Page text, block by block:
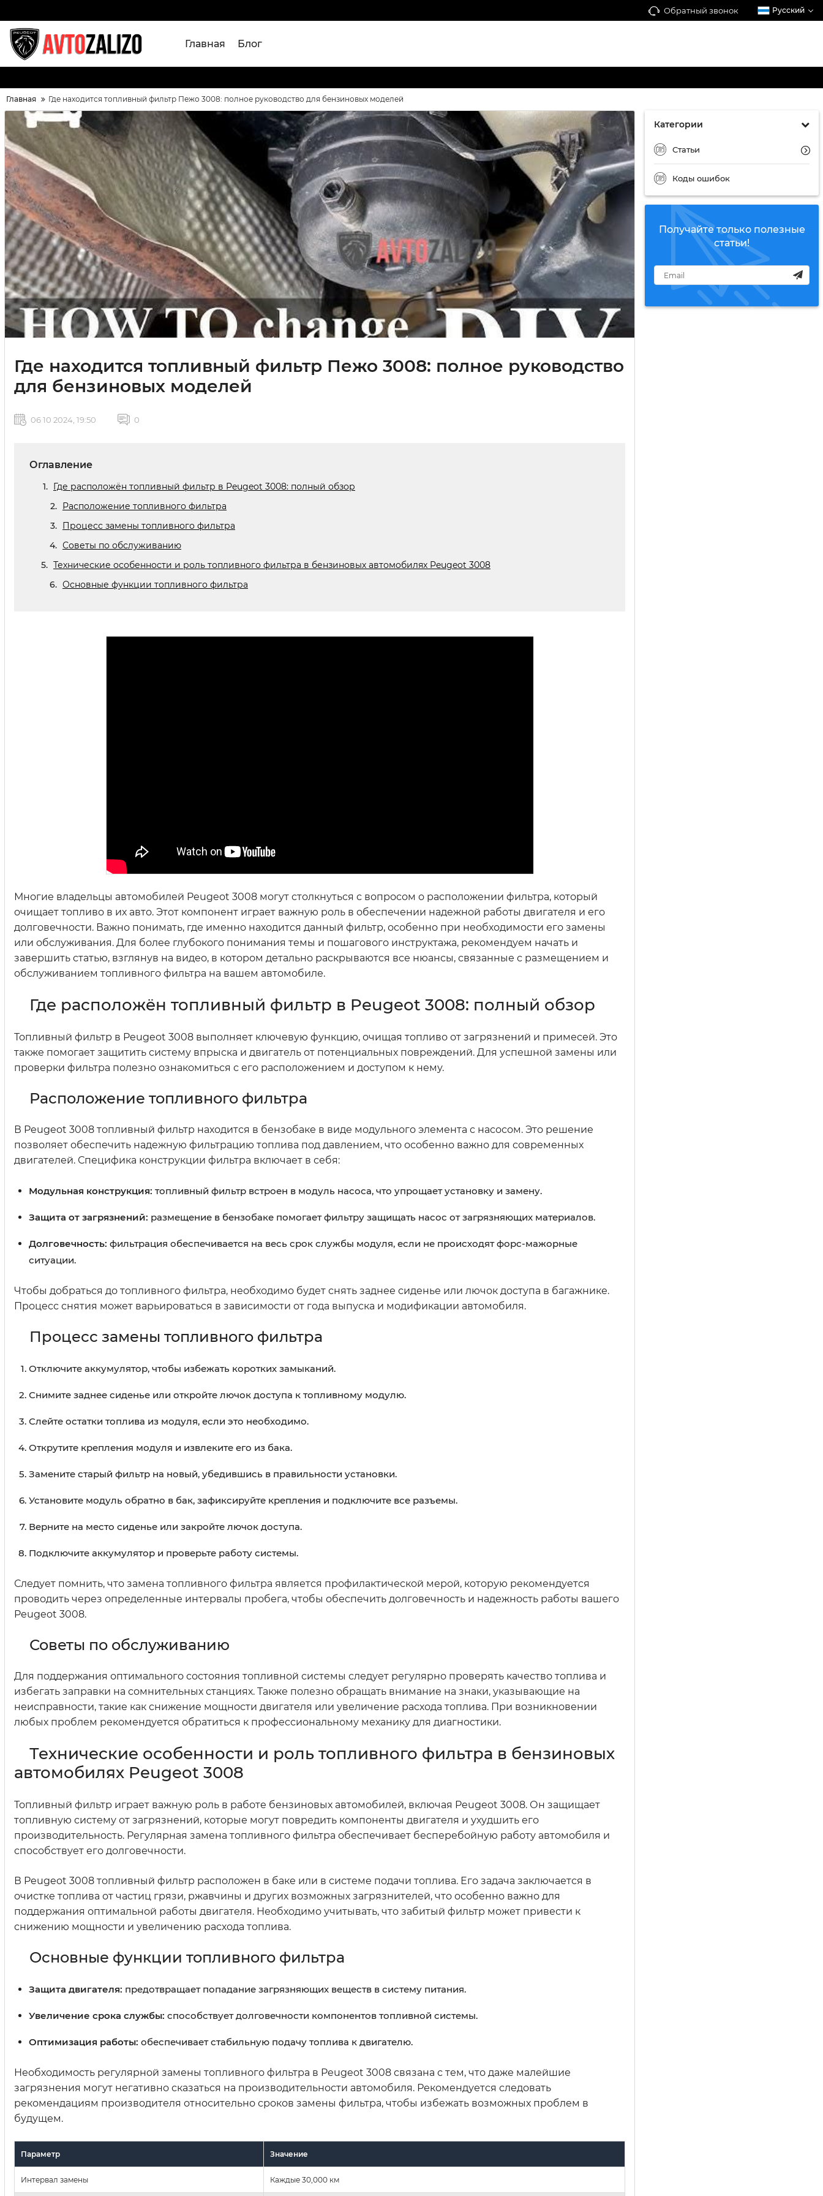
Обратный звонок Русский
Главная Блог
Главная Где находится топливный фильтр Пежо 3008: полное руководство для бензиновых моделей
Категории
Статьи
Коды ошибок
Получайте только полезные
статьи!
Где находится топливный фильтр Пежо 3008: полное руководство
для бензиновых моделей
06 10 2024, 19:50 0
Оглавление
Где расположён топливный фильтр в Peugeot 3008: полный обзор
Расположение топливного фильтра
Процесс замены топливного фильтра
Советы по обслуживанию
Технические особенности и роль топливного фильтра в бензиновых автомобилях Peugeot 3008
Основные функции топливного фильтра
Многие владельцы автомобилей Peugeot 3008 могут столкнуться с вопросом о расположении фильтра, который
очищает топливо в их авто. Этот компонент играет важную роль в обеспечении надежной работы двигателя и его
долговечности. Важно понимать, где именно находится данный фильтр, особенно при необходимости его замены
или обслуживания. Для более глубокого понимания темы и пошагового инструктажа, рекомендуем начать и
завершить статью, взглянув на видео, в котором детально раскрываются все нюансы, связанные с размещением и
обслуживанием топливного фильтра на вашем автомобиле.
Где расположён топливный фильтр в Peugeot 3008: полный обзор
Топливный фильтр в Peugeot 3008 выполняет ключевую функцию, очищая топливо от загрязнений и примесей. Это
также помогает защитить систему впрыска и двигатель от потенциальных повреждений. Для успешной замены или
проверки фильтра полезно ознакомиться с его расположением и доступом к нему.
Расположение топливного фильтра
В Peugeot 3008 топливный фильтр находится в бензобаке в виде модульного элемента с насосом. Это решение
позволяет обеспечить надежную фильтрацию топлива под давлением, что особенно важно для современных
двигателей. Специфика конструкции фильтра включает в себя:
Модульная конструкция: топливный фильтр встроен в модуль насоса, что упрощает установку и замену.
Защита от загрязнений: размещение в бензобаке помогает фильтру защищать насос от загрязняющих материалов.
Долговечность: фильтрация обеспечивается на весь срок службы модуля, если не происходят форс-мажорные
ситуации.
Чтобы добраться до топливного фильтра, необходимо будет снять заднее сиденье или лючок доступа в багажнике.
Процесс снятия может варьироваться в зависимости от года выпуска и модификации автомобиля.
Процесс замены топливного фильтра
Отключите аккумулятор, чтобы избежать коротких замыканий.
Снимите заднее сиденье или откройте лючок доступа к топливному модулю.
Слейте остатки топлива из модуля, если это необходимо.
Открутите крепления модуля и извлеките его из бака.
Замените старый фильтр на новый, убедившись в правильности установки.
Установите модуль обратно в бак, зафиксируйте крепления и подключите все разъемы.
Верните на место сиденье или закройте лючок доступа.
Подключите аккумулятор и проверьте работу системы.
Следует помнить, что замена топливного фильтра является профилактической мерой, которую рекомендуется
проводить через определенные интервалы пробега, чтобы обеспечить долговечность и надежность работы вашего
Peugeot 3008.
Советы по обслуживанию
Для поддержания оптимального состояния топливной системы следует регулярно проверять качество топлива и
избегать заправки на сомнительных станциях. Также полезно обращать внимание на знаки, указывающие на
неисправности, такие как снижение мощности двигателя или увеличение расхода топлива. При возникновении
любых проблем рекомендуется обратиться к профессиональному механику для диагностики.
Технические особенности и роль топливного фильтра в бензиновых
автомобилях Peugeot 3008
Топливный фильтр играет важную роль в работе бензиновых автомобилей, включая Peugeot 3008. Он защищает
топливную систему от загрязнений, которые могут повредить компоненты двигателя и ухудшить его
производительность. Регулярная замена топливного фильтра обеспечивает бесперебойную работу автомобиля и
способствует его долговечности.
В Peugeot 3008 топливный фильтр расположен в баке или в системе подачи топлива. Его задача заключается в
очистке топлива от частиц грязи, ржавчины и других возможных загрязнителей, что особенно важно для
поддержания оптимальной работы двигателя. Необходимо учитывать, что забитый фильтр может привести к
снижению мощности и увеличению расхода топлива.
Основные функции топливного фильтра
Защита двигателя: предотвращает попадание загрязняющих веществ в систему питания.
Увеличение срока службы: способствует долговечности компонентов топливной системы.
Оптимизация работы: обеспечивает стабильную подачу топлива к двигателю.
Необходимость регулярной замены топливного фильтра в Peugeot 3008 связана с тем, что даже малейшие
загрязнения могут негативно сказаться на производительности автомобиля. Рекомендуется следовать
рекомендациям производителя относительно сроков замены фильтра, чтобы избежать возможных проблем в
будущем.
Параметр Значение
Интервал замены Каждые 30,000 км